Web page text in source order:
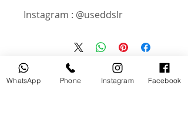
Instagram : @useddslr
منتجات ذات صلة WhatsApp Phone Instagram Facebook